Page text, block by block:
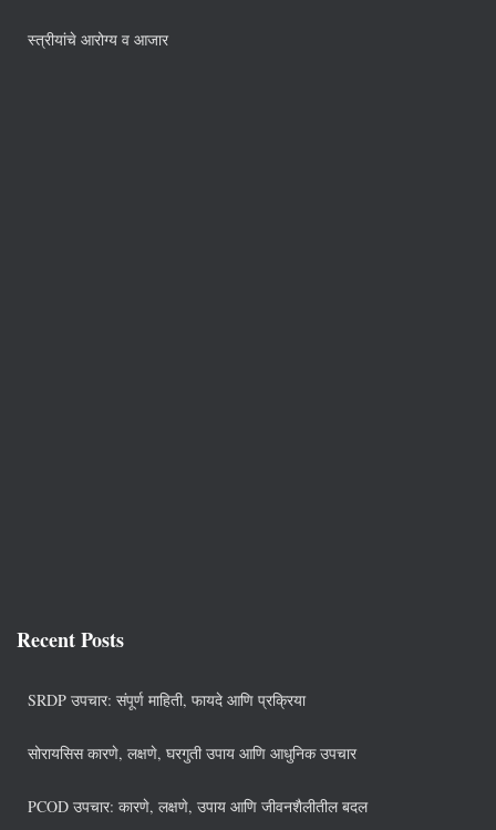
स्त्रीयांचे आरोग्य व आजार
Recent Posts
SRDP उपचार: संपूर्ण माहिती, फायदे आणि प्रक्रिया
सोरायसिस कारणे, लक्षणे, घरगुती उपाय आणि आधुनिक उपचार
PCOD उपचार: कारणे, लक्षणे, उपाय आणि जीवनशैलीतील बदल